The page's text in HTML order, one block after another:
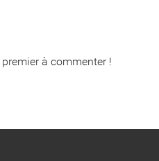
à commenter !